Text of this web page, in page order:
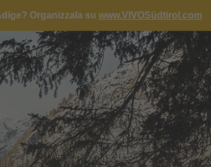
Organizzala su www.VIVOSüdtirol.com